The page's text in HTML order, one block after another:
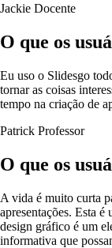
Jackie Docente
O que os
Eu uso o Slidesgo
tornar as coisas
tempo na criação de
Patrick Professor
O que os
A vida é muito curta
apresentações. Esta é
design gráfico é um
informativa que